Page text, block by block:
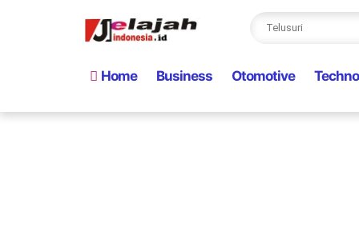
Home Business Otomotive